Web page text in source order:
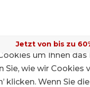
Jetzt von bis zu
um Ihnen
wie wir Cookies
klicken. Wenn Sie